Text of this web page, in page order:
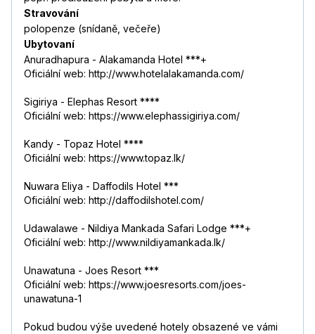
Stravování
polopenze (snídaně, večeře)
Ubytovaní
Anuradhapura - Alakamanda Hotel ***+
Oficiální web: http://www.hotelalakamanda.com/
Sigiriya - Elephas Resort ****
Oficiální web: https://www.elephassigiriya.com/
Kandy - Topaz Hotel ****
Oficiální web: https://www.topaz.lk/
Nuwara Eliya - Daffodils Hotel ***
Oficiální web: http://daffodilshotel.com/
Udawalawe - Nildiya Mankada Safari Lodge ***+
Oficiální web: http://www.nildiyamankada.lk/
Unawatuna - Joes Resort ***
Oficiální web: https://www.joesresorts.com/joes-
unawatuna-1
Pokud budou výše uvedené hotely obsazené ve vámi